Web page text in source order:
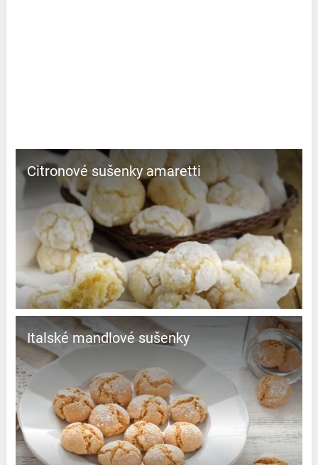
Citronové sušenky amaretti
Italské mandlové sušenky